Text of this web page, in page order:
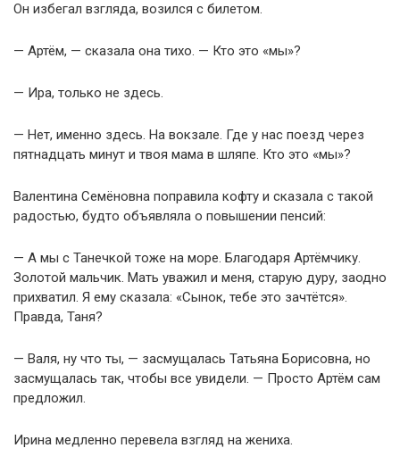
Он избегал взгляда, возился с билетом.
— Артём, — сказала она тихо. — Кто это «мы»?
— Ира, только не здесь.
— Нет, именно здесь. На вокзале. Где у нас поезд через
пятнадцать минут и твоя мама в шляпе. Кто это «мы»?
Валентина Семёновна поправила кофту и сказала с такой
радостью, будто объявляла о повышении пенсий:
— А мы с Танечкой тоже на море. Благодаря Артёмчику.
Золотой мальчик. Мать уважил и меня, старую дуру, заодно
прихватил. Я ему сказала: «Сынок, тебе это зачтётся».
Правда, Таня?
— Валя, ну что ты, — засмущалась Татьяна Борисовна, но
засмущалась так, чтобы все увидели. — Просто Артём сам
предложил.
Ирина медленно перевела взгляд на жениха.